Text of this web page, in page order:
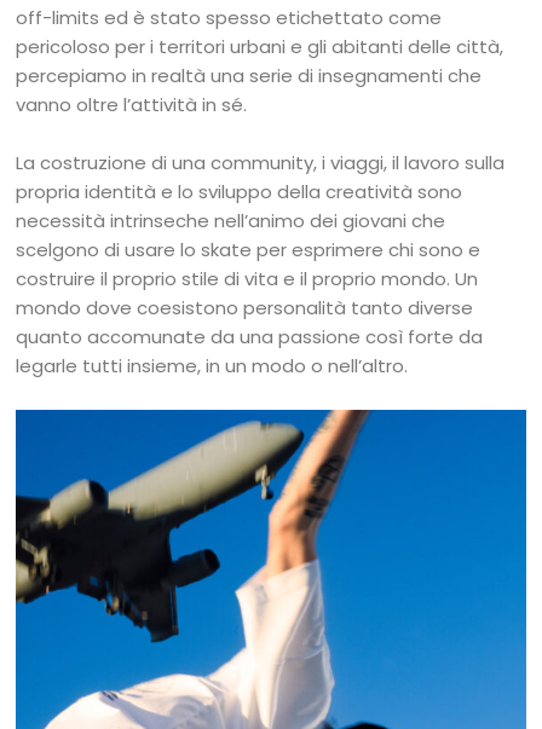
off-limits ed è stato spesso etichettato come
pericoloso per i territori urbani e gli abitanti delle città,
percepiamo in realtà una serie di insegnamenti che
vanno oltre l’attività in sé.
La costruzione di una community, i viaggi, il lavoro sulla
propria identità e lo sviluppo della creatività sono
necessità intrinseche nell’animo dei giovani che
scelgono di usare lo skate per esprimere chi sono e
costruire il proprio stile di vita e il proprio mondo. Un
mondo dove coesistono personalità tanto diverse
quanto accomunate da una passione così forte da
legarle tutti insieme, in un modo o nell’altro.